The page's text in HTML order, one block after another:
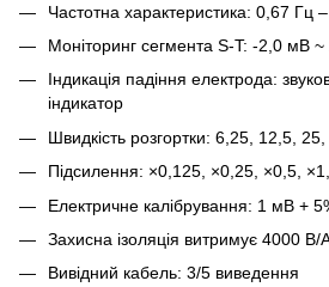
Частотна характеристика: 0,67 Гц
Моніторинг сегмента S-T: -2,0 мВ
Індикація падіння електрода:
індикатор
Швидкість розгортки: 6,25, 12,5,
Підсилення: ×0,125, ×0,25, ×0,5,
Електричне калібрування: 1 мВ +
Захисна ізоляція витримує 4000
Вивідний кабель: 3/5 виведення